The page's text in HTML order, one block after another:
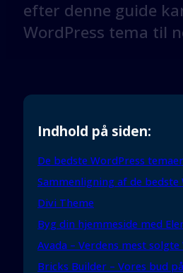
efter denne guide
WordPress tema til
Indhold på siden:
De bedste WordPress temaer
Sammenligning af de
Divi Theme
Byg din hjemmeside med
Avada – Verdens mest
Bricks Builder – Vores bud